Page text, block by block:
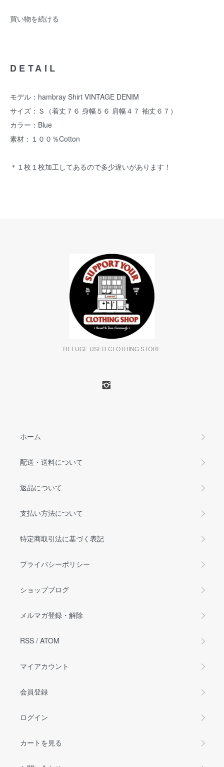
買い物を続ける
DETAIL
モデル：hambray Shirt VINTAGE DENIM
サイズ：Ｓ（着丈７６ 身幅５６ 肩幅４７ 袖丈６７）
カラー：Blue
素材：１００％Cotton
＊１枚１枚加工してあるので多少違いがあります！
REFUGE USED CLOTHING STORE
ホーム
配送・送料について
返品について
支払い方法について
特定商取引法に基づく表記
プライバシーポリシー
ショップブログ
メルマガ登録・解除
RSS / ATOM
マイアカウント
会員登録
ログイン
カートを見る